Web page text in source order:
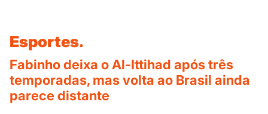
Esportes.
Fabinho deixa o Al-Ittihad após três
temporadas, mas volta ao Brasil ainda
parece distante